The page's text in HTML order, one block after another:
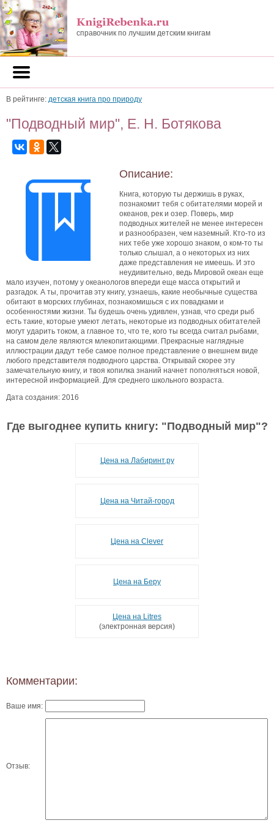
справочник по лучшим детским книгам
В рейтинге: детская книга про природу
"Подводный мир", Е. Н. Ботякова
Описание:
Книга, которую ты держишь в руках,
познакомит тебя с обитателями морей и
океанов, рек и озер. Поверь, мир
подводных жителей не менее интересен
и разнообразен, чем наземный. Кто-то из
них тебе уже хорошо знаком, о ком-то ты
только слышал, а о некоторых из них
даже представления не имеешь. И это
неудивительно, ведь Мировой океан еще
мало изучен, потому у океанологов впереди еще масса открытий и
разгадок. А ты, прочитав эту книгу, узнаешь, какие необычные существа
обитают в морских глубинах, познакомишься с их повадками и
особенностями жизни. Ты будешь очень удивлен, узнав, что среди рыб
есть такие, которые умеют летать, некоторые из подводных обитателей
могут ударить током, а главное то, что те, кого ты всегда считал рыбами,
на самом деле являются млекопитающими. Прекрасные наглядные
иллюстрации дадут тебе самое полное представление о внешнем виде
любого представителя подводного царства. Открывай скорее эту
замечательную книгу, и твоя копилка знаний начнет пополняться новой,
интересной информацией. Для среднего школьного возраста.
Дата создания: 2016
Где выгоднее купить книгу: "Подводный мир"?
Цена на Лабиринт.ру
Цена на Читай-город
Цена на Clever
Цена на Беру
Цена на Litres
(электронная версия)
Комментарии:
Ваше имя:
Отзыв: